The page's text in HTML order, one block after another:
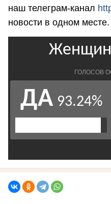
наш телеграм-канал
новости в одном месте.